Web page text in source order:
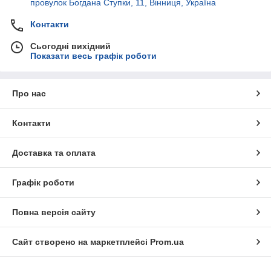
провулок Богдана Ступки, 11, Вінниця, Україна
Контакти
Сьогодні вихідний
Показати весь графік роботи
Про нас
Контакти
Доставка та оплата
Графік роботи
Повна версія сайту
Сайт створено на маркетплейсі Prom.ua